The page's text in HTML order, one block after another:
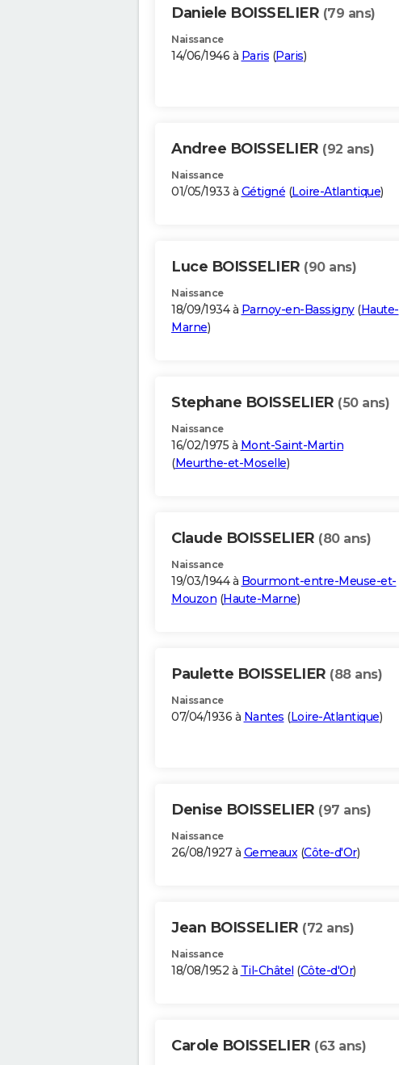
Daniele BOISSELIER (79 ans)
Naissance
14/06/1946 à Paris (Paris)
Andree BOISSELIER (92 ans)
Naissance
01/05/1933 à Gétigné (Loire-Atlantique)
Luce BOISSELIER (90 ans)
Naissance
18/09/1934 à Parnoy-en-Bassigny(Haute-
Marne)
Stephane BOISSELIER (50 ans)
Naissance
16/02/1975 à Mont-Saint-Martin
(Meurthe-et-Moselle)
Claude BOISSELIER (80 ans)
Naissance
19/03/1944 à Bourmont-entre-Meuse-et-
Mouzon (Haute-Marne)
Paulette BOISSELIER (88 ans)
Naissance
07/04/1936 à Nantes (Loire-Atlantique)
Denise BOISSELIER (97 ans)
Naissance
26/08/1927 à Gemeaux(Côte-d'Or)
Jean BOISSELIER (72 ans)
Naissance
18/08/1952 à Til-Châtel (Côte-d'Or)
Carole BOISSELIER (63 ans)